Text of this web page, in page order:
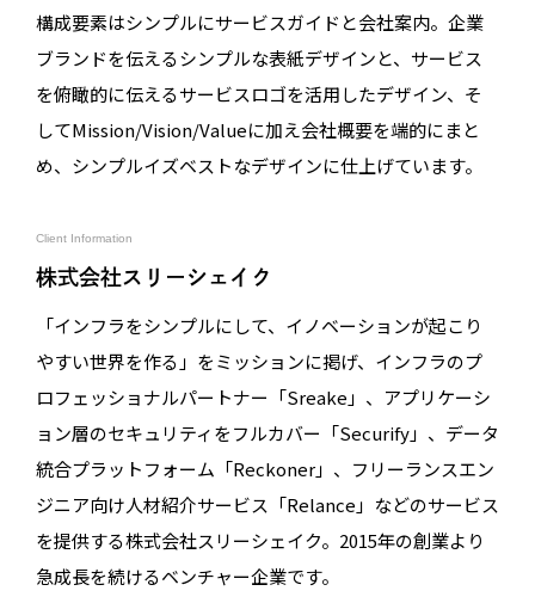
構成要素はシンプルにサービスガイドと会社案内。企業
ブランドを伝えるシンプルな表紙デザインと、サービス
を俯瞰的に伝えるサービスロゴを活用したデザイン、そ
してMission/Vision/Valueに加え会社概要を端的にまと
め、シンプルイズベストなデザインに仕上げています。
Client Information
株式会社スリーシェイク
「インフラをシンプルにして、イノベーションが起こり
やすい世界を作る」をミッションに掲げ、インフラのプ
ロフェッショナルパートナー「Sreake」、アプリケーシ
ョン層のセキュリティをフルカバー「Securify」、データ
統合プラットフォーム「Reckoner」、フリーランスエン
ジニア向け人材紹介サービス「Relance」などのサービス
を提供する株式会社スリーシェイク。2015年の創業より
急成長を続けるベンチャー企業です。